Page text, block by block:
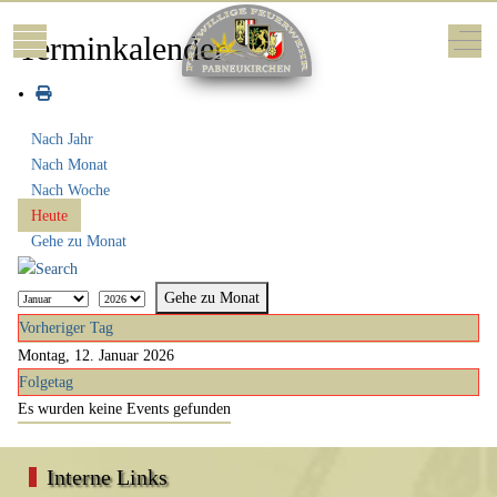
Mobile Menu Toggle Off-
Terminkalender
Nach Jahr
Nach Monat
Nach Woche
Heute
Gehe zu Monat
Gehe zu Monat
Vorheriger Tag
Montag, 12. Januar 2026
Folgetag
Es wurden keine Events gefunden
Interne Links